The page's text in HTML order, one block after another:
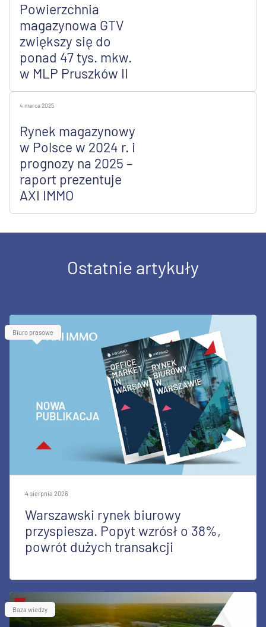
Powierzchnia
magazynowa GTV
zwiększy się do
ponad 47 tys. mkw.
w MLP Pruszków II
4 marca 2025
Rynek magazynowy
w Polsce w 2024 r. i
prognozy na 2025 –
raport prezentuje
AXI IMMO
Ostatnie artykuły
Biuro prasowe
4 sierpnia 2026
Warszawski rynek biurowy
przyspiesza. Popyt wzrósł o 38%,
powrót dużych transakcji
Baza wiedzy